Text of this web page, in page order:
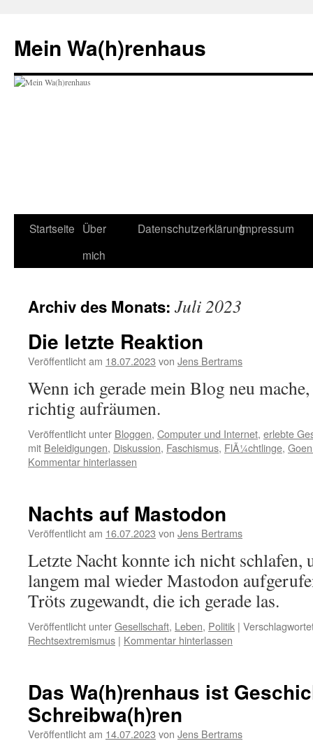
springen
Mein Wa(h)renhaus
Startseite Über
mich
DatenschutzerklärungImpressum
Archiv des Monats: Juli 2023
Die letzte Reaktion
Veröffentlicht am 18.07.2023 von Jens Bertrams
Wenn ich gerade mein Blog neu
richtig aufräumen.
Veröffentlicht unter Bloggen, Computer und Internet, erlebte
mit Beleidigungen, Diskussion, Faschismus, FlÃ¼chtlinge,
Kommentar hinterlassen
Nachts auf Mastodon
Veröffentlicht am 16.07.2023 von Jens Bertrams
Letzte Nacht konnte ich nicht schlafen,
langem mal wieder Mastodon
Tröts zugewandt, die ich gerade las.
Veröffentlicht unterGesellschaft, Leben, Politik |
Rechtsextremismus | Kommentar hinterlassen
Das Wa(h)renhaus ist
Schreibwa(h)ren
Veröffentlicht am 14.07.2023 von Jens Bertrams